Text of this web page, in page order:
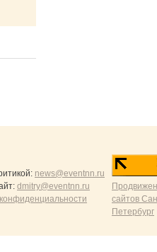
news@eventnn.ru
dmitry@eventnn.ru
сайтов
Петербург